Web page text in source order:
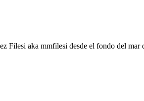
Filesi aka mmfilesi desde el fondo del mar